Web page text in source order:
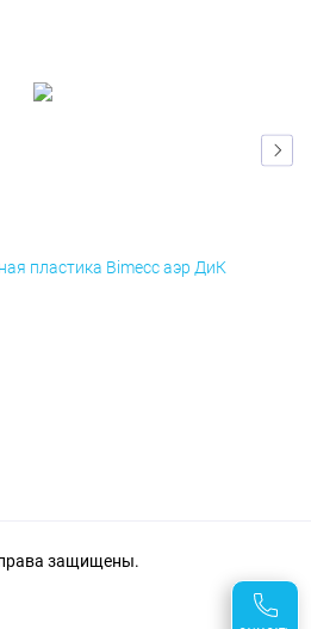
пластика Bimecc аэр ДиК
защищены.